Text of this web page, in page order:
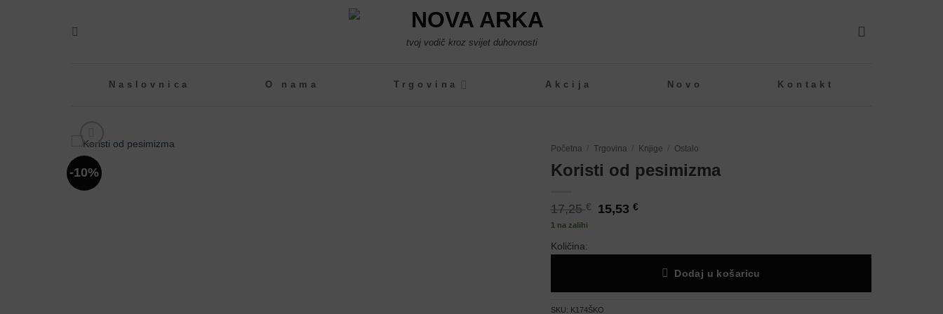
tvoj vodič kroz svijet duhovnosti
Naslovnica O nama Trgovina Akcija Novo Kontakt
-10%
Početna Trgovina Knjige Ostalo
Koristi od pesimizma
17,25€
Izvorna
cijena
15,53 €Trenutna
1 na zalihi
Količina:
Dodaj u košaricu
SKU: K174ŠKO